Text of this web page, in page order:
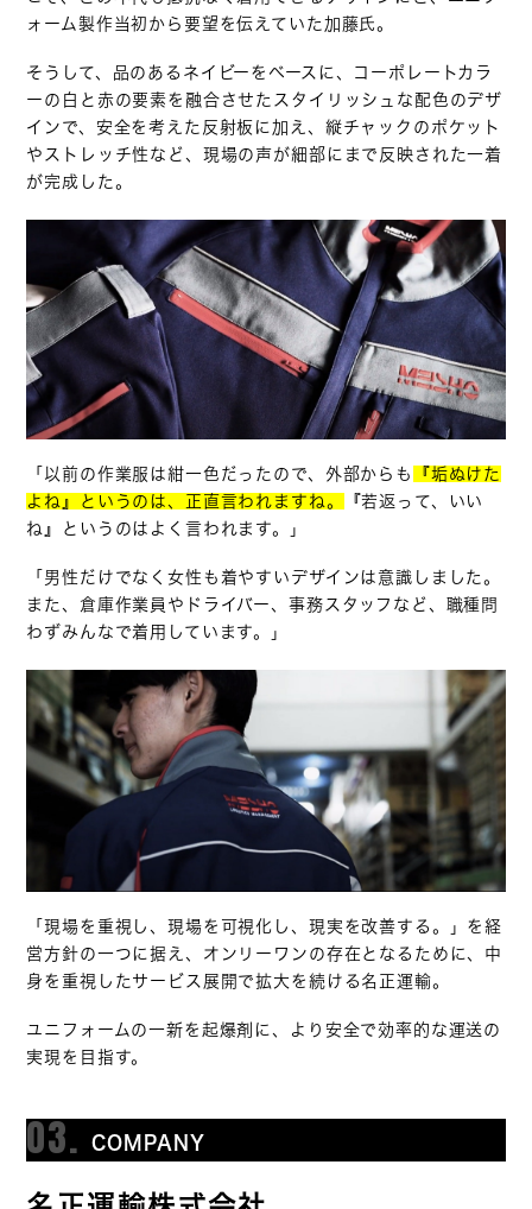
ォーム製作当初から要望を伝えていた加藤氏。
そうして、品のあるネイビーをベースに、コーポレートカラ
ーの白と赤の要素を融合させたスタイリッシュな配色のデザ
インで、安全を考えた反射板に加え、縦チャックのポケット
やストレッチ性など、現場の声が細部にまで反映された一着
が完成した。
「以前の作業服は紺一色だったので、外部からも
『垢ぬけた
よね』というのは、正直言われますね。
『若返って、いい
ね』というのはよく言われます。」
「男性だけでなく女性も着やすいデザインは意識しました。
また、倉庫作業員やドライバー、事務スタッフなど、職種問
わずみんなで着用しています。」
「現場を重視し、現場を可視化し、現実を改善する。」を経
営方針の一つに据え、オンリーワンの存在となるために、中
身を重視したサービス展開で拡大を続ける名正運輸。
ユニフォームの一新を起爆剤に、より安全で効率的な運送の
実現を目指す。
03. COMPANY